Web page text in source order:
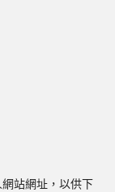
站網址，以供下